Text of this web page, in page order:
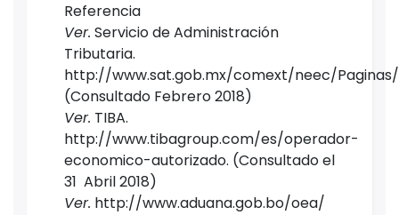
Referencia
Ver. Servicio de Administración
Tributaria.
http://www.sat.gob.mx/comext/neec/
(Consultado Febrero 2018)
Ver. TIBA.
http://www.tibagroup.com/es/operador-
economico-autorizado. (Consultado el
31 Abril 2018)
Ver. http://www.aduana.gob.bo/oea/